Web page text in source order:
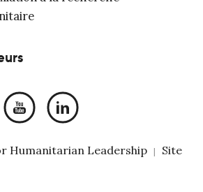
Humanitarian Leadership |
Site